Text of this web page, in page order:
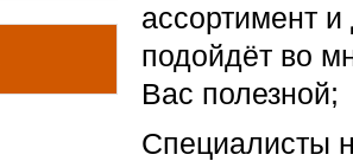
ассортимент и
подойдёт во
Вас полезной;
Специалисты